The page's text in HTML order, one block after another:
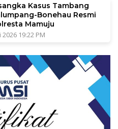
Kasus Tambang
Bonehau Resmi
Mamuju
19:22 PM